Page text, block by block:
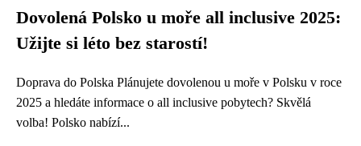
Dovolená Polsko u moře all inclusive 2025:
Užijte si léto bez starostí!
Doprava do Polska Plánujete dovolenou u moře v Polsku v roce
2025 a hledáte informace o all inclusive pobytech? Skvělá
volba! Polsko nabízí...